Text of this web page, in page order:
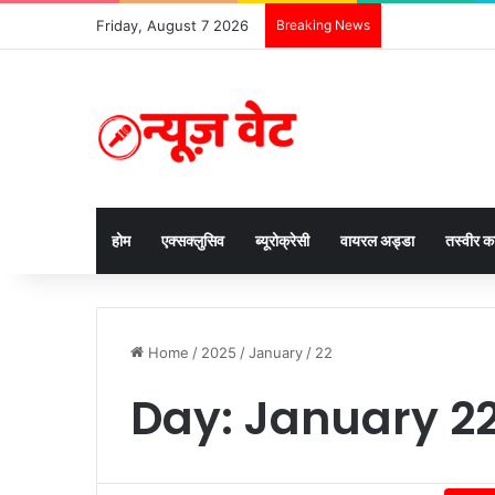
Friday, August 7 2026 Breaking News
होम एक्सक्लुसिव ब्यूरोक्रेसी वायरल अड्डा तस्वीर
Home / 2025 /January / 22
Day: January